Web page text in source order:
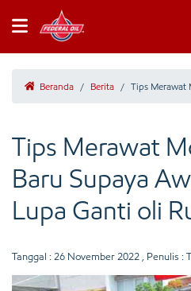
Beranda / Berita / Tips Merawat
Tips Merawat
Baru Supaya
Lupa Ganti oli
Tanggal : 26 November 2022 , Penulis :